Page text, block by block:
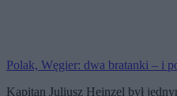
Polak, Węgier: dwa bratanki – i
Kapitan Juliusz Heinzel był